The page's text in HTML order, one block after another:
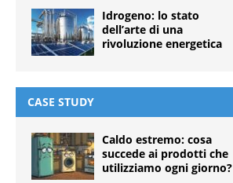
Idrogeno: lo stato
dell’arte di una
rivoluzione energetica
CASE STUDY
Caldo estremo: cosa
succede ai prodotti che
utilizziamo ogni giorno?